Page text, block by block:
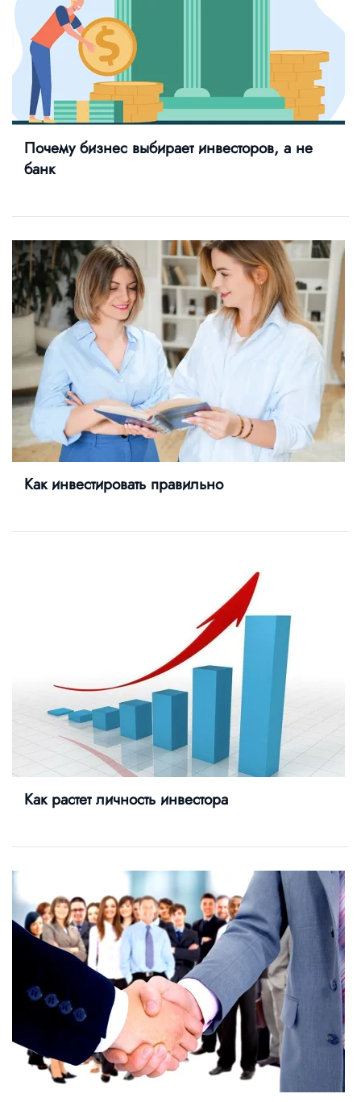
Почему бизнес выбирает инвесторов, а не
банк
Как инвестировать правильно
Как растет личность инвестора